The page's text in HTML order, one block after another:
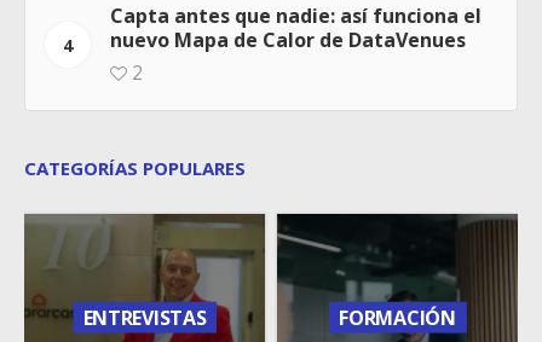
4
Capta antes que nadie: así funciona el
nuevo Mapa de Calor de DataVenues
2
CATEGORÍAS POPULARES
ENTREVISTAS FORMACIÓN